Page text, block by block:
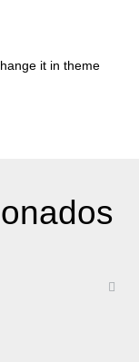
it in theme